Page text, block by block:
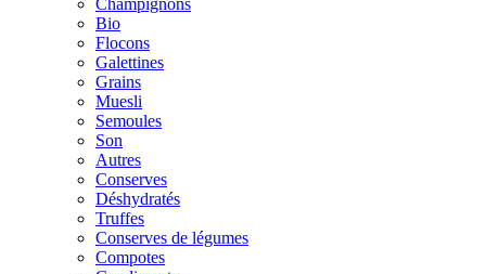
Champignons
Bio
Flocons
Galettines
Grains
Muesli
Semoules
Son
Autres
Conserves
Déshydratés
Truffes
Conserves de légumes
Compotes